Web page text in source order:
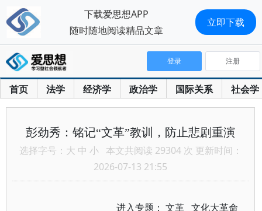
首页 法学 经济学 政治学 国际关系 社会学
登录 注册
彭劲秀：铭记“文革”教训，防止悲剧重演
选择字号： 大 中 小 本文共阅读 29304 次 更新时间：
2026-07-13 21:55
进入专题：文革 文化大革命
下载爱思想APP
随时随地阅读精品文章
立即下载